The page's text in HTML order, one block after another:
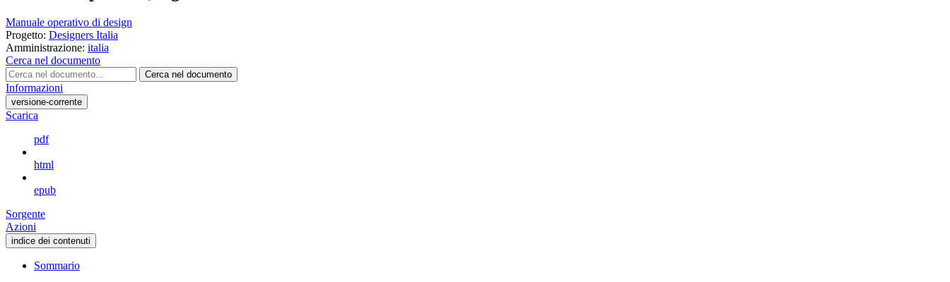
Manuale operativo di design
Progetto: Designers Italia
Amministrazione: italia
Cerca nel documento
Cerca nel documento
Informazioni
versione-corrente
Scarica
pdf
html
epub
Sorgente
Azioni
indice dei contenuti
Sommario